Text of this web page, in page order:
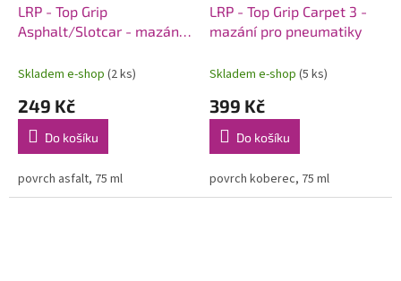
LRP - Top Grip
Asphalt/Slotcar - mazání
Skladem e-shop (2 ks)
249 Kč
Do košíku
povrch asfalt, 75 ml
LRP - Top Grip Carpet 3 -
mazání pro pneumatiky
Skladem e-shop (5 ks)
399 Kč
Do košíku
povrch koberec, 75 ml